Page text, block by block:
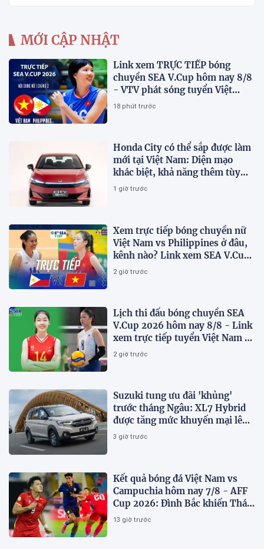
MỚI CẬP NHẬT
Link xem TRỰC TIẾP bóng
chuyền SEA V.Cup hôm nay 8/8
- VTV phát sóng tuyển Việt
Nam đấu Philippines
18 phút trước
Honda City có thể sắp được làm
mới tại Việt Nam: Diện mạo
khác biệt, khả năng thêm tùy
chọn hybrid?
1 giờ trước
Xem trực tiếp bóng chuyền nữ
Việt Nam vs Philippines ở đâu,
kênh nào? Link xem SEA V.Cup
2026 mới nhất
2 giờ trước
Lịch thi đấu bóng chuyền SEA
V.Cup 2026 hôm nay 8/8 - Link
xem trực tiếp tuyển Việt Nam vs
Philippines
2 giờ trước
Suzuki tung ưu đãi 'khủng'
trước tháng Ngâu: XL7 Hybrid
được tăng mức khuyến mại lên
75 triệu đồng
3 giờ trước
Kết quả bóng đá Việt Nam vs
Campuchia hôm nay 7/8 - AFF
Cup 2026: Đình Bắc khiến Thái
Lan run sợ
13 giờ trước